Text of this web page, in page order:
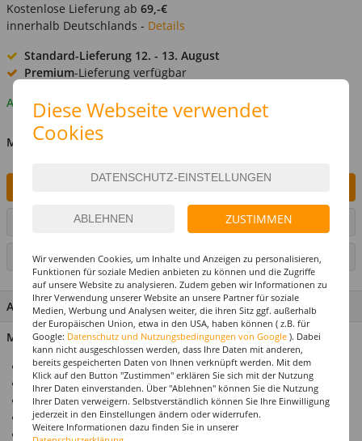
Kostenlose Lieferung ab 69,-€
innerhalb Deutschlands - Details
Standard-Lieferung 12. - 13. August
Premium-Lieferung verfügbar
Auf Lager
MENGE
ARTIKEL AUF WUNSCHLISTE SETZEN
SEITE DRUCKEN
ARTIKEL MERKMALE & DETAILS
Material: 100 % Polypropylen
Ideal für Karneval & Mottopartys
Perücke für Erwachsene
Einheitsgröße
Top-Preis-Leistungsverhältnis
Produktempfehlung: Unser Haarnetz / Perückennetz
Diese Webseite verwendet
Cookies
ZUSTIMMEN
Wir verwenden Cookies, um Inhalte und Anzeigen zu personalisieren,
Funktionen für soziale Medien anbieten zu können und die Zugriffe
auf unsere Website zu analysieren. Zudem geben wir Informationen zu
Ihrer Verwendung unserer Website an unsere Partner für soziale
Medien, Werbung und Analysen weiter, die ihren Sitz ggf. außerhalb
der Europäischen Union, etwa in den USA, haben können ( z.B. für
Google: Datenschutz und Nutzungsbedingungen von Google ). Dabei
kann nicht ausgeschlossen werden, dass Ihre Daten mit anderen,
bereits gespeicherten Daten von Ihnen verknüpft werden. Mit dem
Klick auf den Button "Zustimmen" erklären Sie sich mit der Nutzung
Ihrer Daten einverstanden. Über "Ablehnen" können Sie die Nutzung
Ihrer Daten verweigern. Selbstverständlich können Sie Ihre Einwilligung
jederzeit in den Einstellungen ändern oder widerrufen.
Weitere Informationen dazu finden Sie in unserer